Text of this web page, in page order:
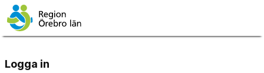
Logga in